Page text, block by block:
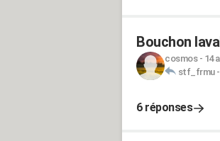
Bouchon
cosmos- 14
stf_frmu-
6 réponses